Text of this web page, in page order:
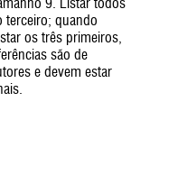
terceiro; quando
os três primeiros,
são de
e devem estar